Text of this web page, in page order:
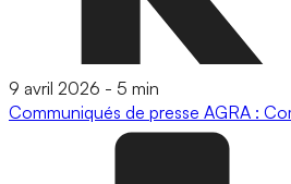
9 avril 2026 - 5 min
Communiqués de presse AGRA :